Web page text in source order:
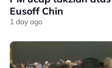
Eusoff Chin
1 day ago